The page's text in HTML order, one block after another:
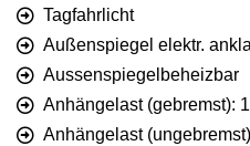
Tagfahrlicht
Außenspiegel elektr.
Aussenspiegelbeheizbar
Anhängelast (gebremst):
Anhängelast